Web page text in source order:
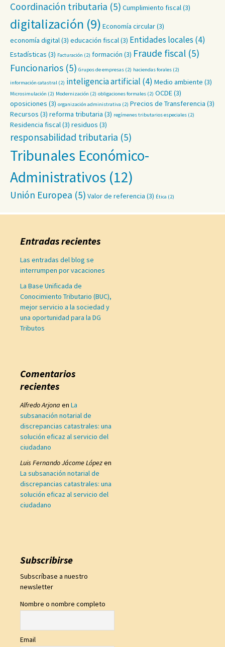
Coordinación tributaria (5) Cumplimiento fiscal(3)
digitalización (9) Economía circular(3)
economía digital(3) educación fiscal(3) Entidades locales (4)
Estadísticas (3) Facturación (2) formación (3) Fraude fiscal (5)
Funcionarios (5) Grupos de empresas (2) haciendas forales (2)
información catastral (2) inteligencia artificial (4) Medio ambiente (3)
Microsimulación (2) Modernización (2) obligaciones formales (2) OCDE(3)
oposiciones (3) organización administrativa (2) Precios de Transferencia (3)
Recursos (3) reforma tributaria (3) regímenes tributarios especiales (2)
Residencia fiscal(3) residuos (3)
responsabilidad tributaria (5)
Tribunales Económico-
Administrativos (12)
Unión Europea (5) Valor de referencia (3) Ética (2)
Entradas recientes
Las entradas del blog se
interrumpen por vacaciones
La Base Unificada de
Conocimiento Tributario (BUC),
mejor servicio a la sociedad y
una oportunidad para la DG
Tributos
Comentarios
recientes
Alfredo Arjona en La
subsanación notarial de
discrepancias catastrales: una
solución eficaz al servicio del
ciudadano
Luis Fernando Jácome Lópezen
La subsanación notarial de
discrepancias catastrales: una
solución eficaz al servicio del
ciudadano
Subscribirse
Subscríbase a nuestro
newsletter
Nombre o nombre completo
Email